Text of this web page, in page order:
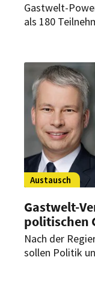
Gastwelt-
als 180
neuen
wieder
Austausch
Gastwelt-
politischen
Nach der
sollen Politik